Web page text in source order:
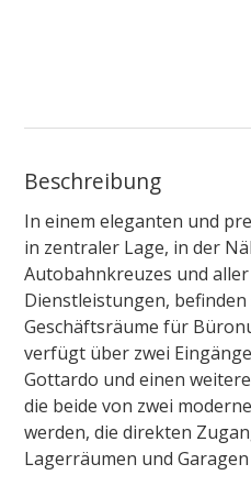
Beschreibung
In einem eleganten und
in zentraler Lage, in der
Autobahnkreuzes und
Dienstleistungen,
Geschäftsräume für
verfügt über zwei
Gottardo und einen
die beide von zwei
werden, die direkten
Lagerräumen und